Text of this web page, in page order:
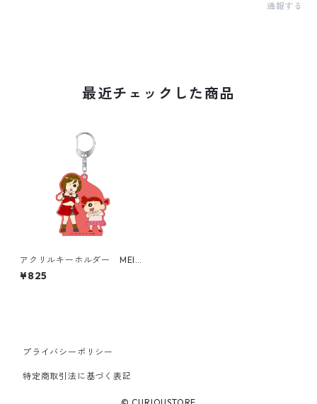
通報する
最近チェックした商品
アクリルキーホルダー MEIK
Oとネネちゃん
¥825
プライバシーポリシー
特定商取引法に基づく表記